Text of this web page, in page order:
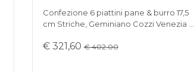
Confezione 6 piattini pane & burro 17,5
cm Striche, Geminiano Cozzi Venezia …
€ 321,60€ 402.00